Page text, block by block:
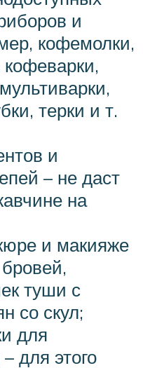
и
кофемолки,
терки и т.
и
– не даст
на
и макияже
туши с
со скул;
для
для этого